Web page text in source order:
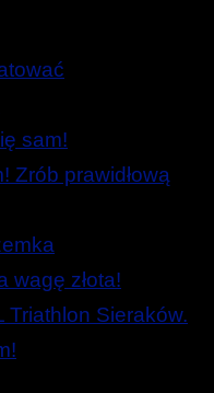
sam!
Zrób prawidłową
wagę złota!
Triathlon Sieraków.